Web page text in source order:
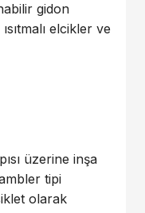
gidon
elcikler ve
üzerine inşa
tipi
olarak